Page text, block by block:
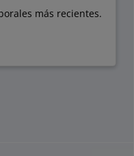
más recientes.